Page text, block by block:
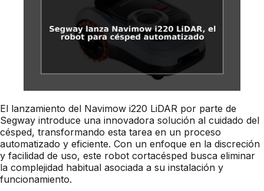
El lanzamiento del Navimow i220 LiDAR por parte de
Segway introduce una innovadora solución al cuidado del
césped, transformando esta tarea en un proceso
automatizado y eficiente. Con un enfoque en la discreción
y facilidad de uso, este robot cortacésped busca eliminar
la complejidad habitual asociada a su instalación y
funcionamiento.